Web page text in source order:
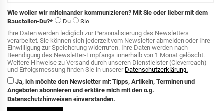
Wie wollen wir miteinander kommunizieren? Mit Sie oder lieber mit dem
Baustellen-Du?*
Du
Sie
Ihre Daten werden lediglich zur Personalisierung des Newsletters
verarbeitet. Sie können sich jederzeit vom Newsletter abmelden oder Ihre
Einwilligung zur Speicherung widerrufen. Ihre Daten werden nach
Beendigung des Newsletter-Empfangs innerhalb von 1 Monat gelöscht.
Weitere Hinweise zu Versand durch unseren Dienstleister (Cleverreach)
und Erfolgsmessung finden Sie in unserer Datenschutzerklärung.
Ja, ich möchte den Newsletter mit Tipps, Artikeln, Terminen und
Angeboten abonnieren und erkläre mich mit den o.g.
Datenschutzhinweisen einverstanden.